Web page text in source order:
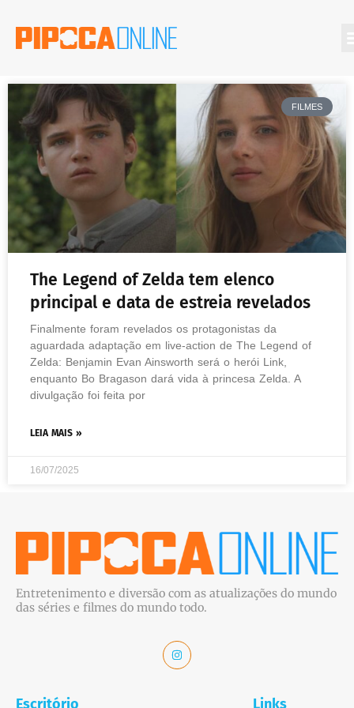
FILMES
The Legend of Zelda tem elenco
principal e data de estreia revelados
Finalmente foram revelados os protagonistas da
aguardada adaptação em live-action de The Legend of
Zelda: Benjamin Evan Ainsworth será o herói Link,
enquanto Bo Bragason dará vida à princesa Zelda. A
divulgação foi feita por
LEIA MAIS »
16/07/2025
Entretenimento e diversão com as atualizações do mundo
das séries e filmes do mundo todo.
Escritório Links